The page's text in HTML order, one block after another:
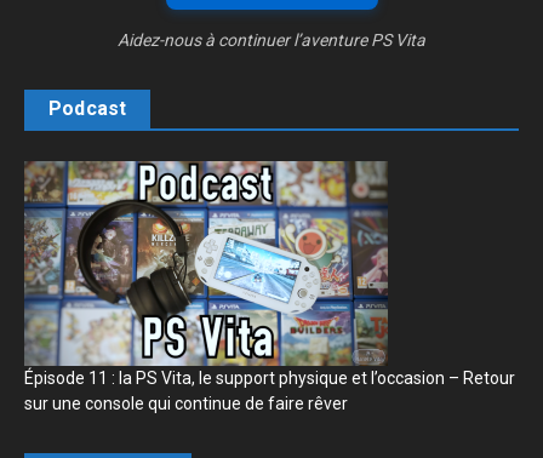
Aidez-nous à continuer l’aventure PS Vita
Podcast
Épisode 11 : la PS Vita, le support physique et l’occasion – Retour
sur une console qui continue de faire rêver